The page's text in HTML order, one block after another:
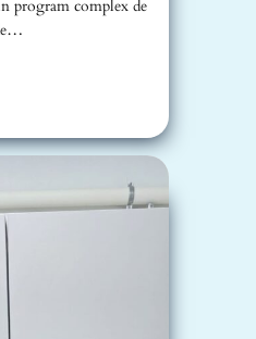
program complex de